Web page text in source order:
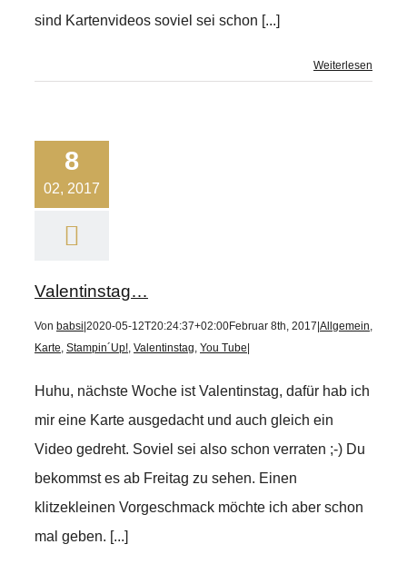
sind Kartenvideos soviel sei schon [...]
Weiterlesen
8
02, 2017
Valentinstag…
Von babsi 2020-05-12T20:24:37+02:00Februar 8th, 2017 Allgemein,
Karte, Stampin´Up!, Valentinstag, You Tube
Huhu, nächste Woche ist Valentinstag, dafür hab ich
mir eine Karte ausgedacht und auch gleich ein
Video gedreht. Soviel sei also schon verraten ;-) Du
bekommst es ab Freitag zu sehen. Einen
klitzekleinen Vorgeschmack möchte ich aber schon
mal geben. [...]